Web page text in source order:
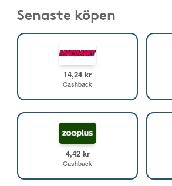
Senaste köpen
14,24 kr
Cashback
4,42 kr
Cashback